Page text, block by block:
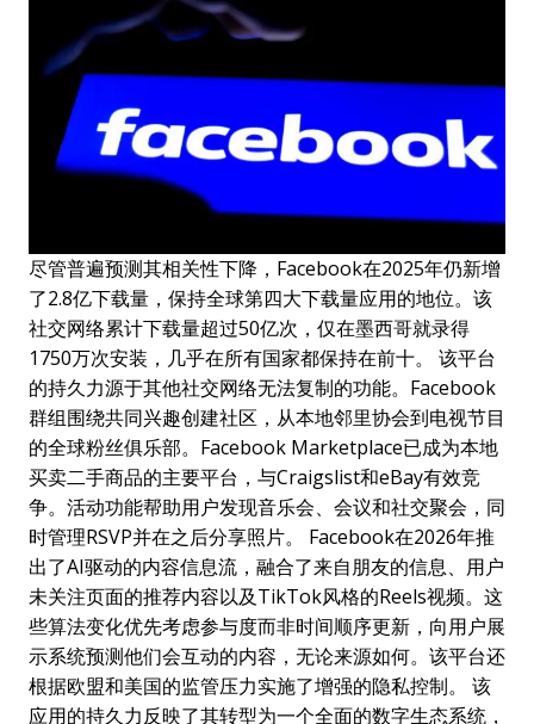
尽管普遍预测其相关性下降，Facebook在2025年仍新增
了2.8亿下载量，保持全球第四大下载量应用的地位。该
社交网络累计下载量超过50亿次，仅在墨西哥就录得
1750万次安装，几乎在所有国家都保持在前十。 该平台
的持久力源于其他社交网络无法复制的功能。Facebook
群组围绕共同兴趣创建社区，从本地邻里协会到电视节目
的全球粉丝俱乐部。Facebook Marketplace已成为本地
买卖二手商品的主要平台，与Craigslist和eBay有效竞
争。活动功能帮助用户发现音乐会、会议和社交聚会，同
时管理RSVP并在之后分享照片。 Facebook在2026年推
出了AI驱动的内容信息流，融合了来自朋友的信息、用户
未关注页面的推荐内容以及TikTok风格的Reels视频。这
些算法变化优先考虑参与度而非时间顺序更新，向用户展
示系统预测他们会互动的内容，无论来源如何。该平台还
根据欧盟和美国的监管压力实施了增强的隐私控制。 该
应用的持久力反映了其转型为一个全面的数字生态系统，